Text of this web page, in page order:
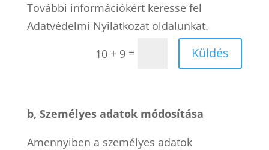
További információkért keresse fel
Adatvédelmi Nyilatkozat oldalunkat.
10 + 9 = Küldés
b, Személyes adatok módosítása
Amennyiben a személyes adatok